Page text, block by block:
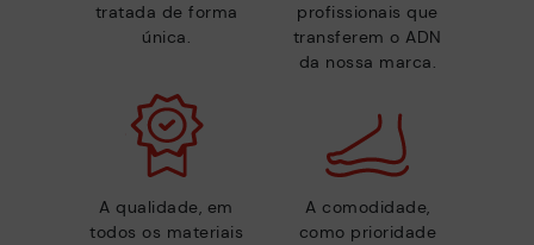
tratada de forma
única.
profissionais que
transferem o ADN
da nossa marca.
A qualidade, em
todos os materiais
A comodidade,
como prioridade